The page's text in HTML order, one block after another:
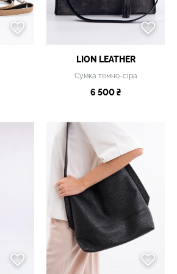
LION LEATHER
Сумка темно-сіра
6 500 ₴